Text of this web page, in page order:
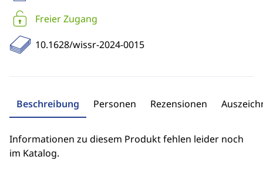
Freier Zugang
10.1628/wissr-2024-0015
Beschreibung Personen Rezensionen
Informationen zu diesem Produkt fehlen leider noch
im Katalog.